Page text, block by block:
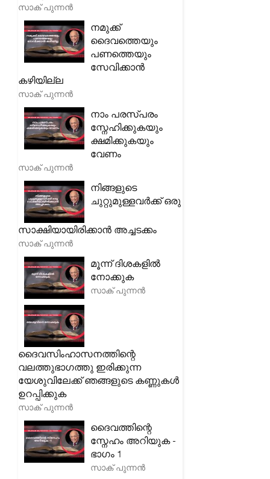
സാക് പുന്നൻ
നമുക്ക്
ദൈവത്തെയും
പണത്തെയും
സേവിക്കാൻ
കഴിയില്ല
സാക് പുന്നൻ
നാം പരസ്പരം
സ്നേഹിക്കുകയും
ക്ഷമിക്കുകയും
വേണം
സാക് പുന്നൻ
നിങ്ങളുടെ
ചുറ്റുമുള്ളവർക്ക് ഒരു
സാക്ഷിയായിരിക്കാൻ അച്ചടക്കം
സാക് പുന്നൻ
മൂന്ന് ദിശകളിൽ
നോക്കുക
സാക് പുന്നൻ
ദൈവസിംഹാസനത്തിന്റെ
വലത്തുഭാഗത്തു ഇരിക്കുന്ന
യേശുവിലേക്ക് ഞങ്ങളുടെ കണ്ണുകൾ
ഉറപ്പിക്കുക
സാക് പുന്നൻ
ദൈവത്തിന്റെ
സ്നേഹം അറിയുക -
ഭാഗം 1
സാക് പുന്നൻ